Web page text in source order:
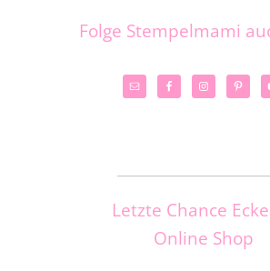
Folge Stempelmami
Letzte Chance
Online Shop